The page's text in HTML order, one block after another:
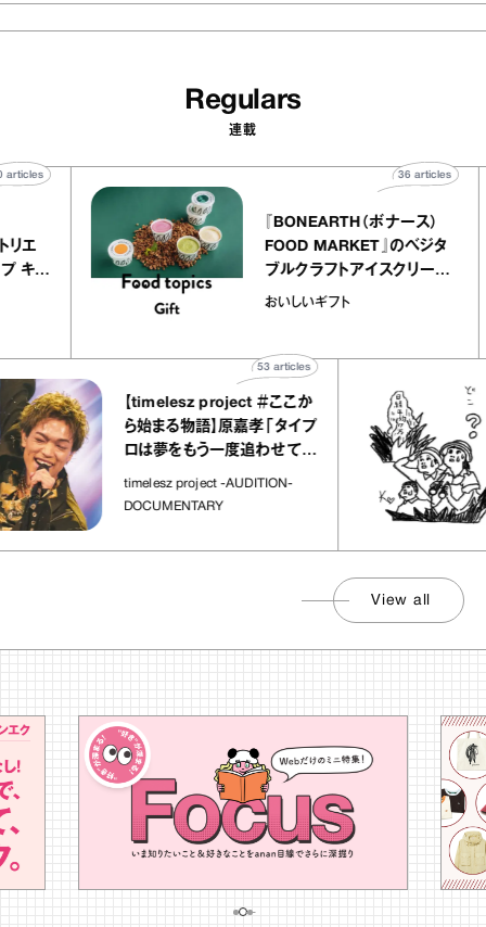
Regulars
連載
アトリエ
レープ キャ
40articles
『BONEARTH（ボナース）
FOOD MARKET』のベジタ
ブルクラフトアイスクリーム
｜真野知子の「おいしいギ
おいしいギフト
36articles
【timelesz project ＃ここか
ら始まる物語】原嘉孝「タイプ
ロは夢をもう一度追わせてく
れた場所」
timelesz project -AUDITION-
DOCUMENTARY
articles
View all